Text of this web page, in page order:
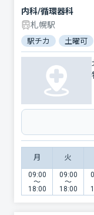
内科/循環器科
札幌駅
駅チカ 土曜可
月 火
09:00
〜
18:00
09:00
〜
18:00